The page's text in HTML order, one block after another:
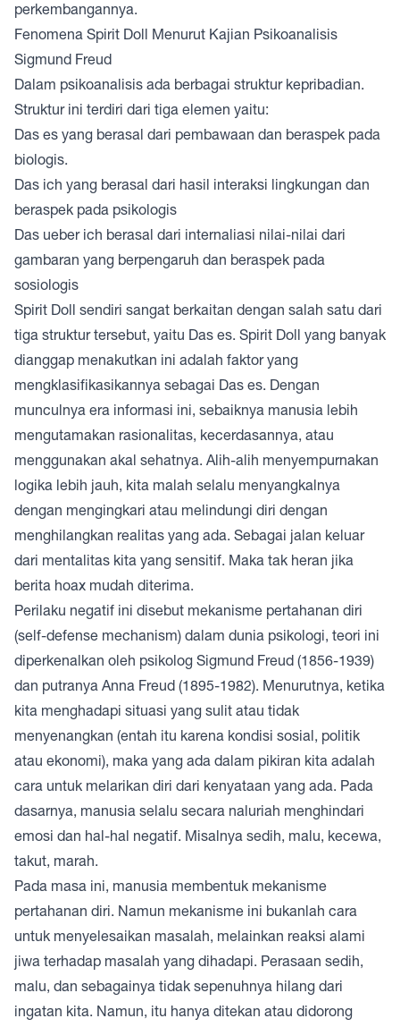
perkembangannya.
Fenomena Spirit Doll Menurut Kajian Psikoanalisis
Sigmund Freud
Dalam psikoanalisis ada berbagai struktur kepribadian.
Struktur ini terdiri dari tiga elemen yaitu:
Das es yang berasal dari pembawaan dan beraspek pada
biologis.
Das ich yang berasal dari hasil interaksi lingkungan dan
beraspek pada psikologis
Das ueber ich berasal dari internaliasi nilai-nilai dari
gambaran yang berpengaruh dan beraspek pada
sosiologis
Spirit Doll sendiri sangat berkaitan dengan salah satu dari
tiga struktur tersebut, yaitu Das es. Spirit Doll yang banyak
dianggap menakutkan ini adalah faktor yang
mengklasifikasikannya sebagai Das es. Dengan
munculnya era informasi ini, sebaiknya manusia lebih
mengutamakan rasionalitas, kecerdasannya, atau
menggunakan akal sehatnya. Alih-alih menyempurnakan
logika lebih jauh, kita malah selalu menyangkalnya
dengan mengingkari atau melindungi diri dengan
menghilangkan realitas yang ada. Sebagai jalan keluar
dari mentalitas kita yang sensitif. Maka tak heran jika
berita hoax mudah diterima.
Perilaku negatif ini disebut mekanisme pertahanan diri
(self-defense mechanism) dalam dunia psikologi, teori ini
diperkenalkan oleh psikolog Sigmund Freud (1856-1939)
dan putranya Anna Freud (1895-1982). Menurutnya, ketika
kita menghadapi situasi yang sulit atau tidak
menyenangkan (entah itu karena kondisi sosial, politik
atau ekonomi), maka yang ada dalam pikiran kita adalah
cara untuk melarikan diri dari kenyataan yang ada. Pada
dasarnya, manusia selalu secara naluriah menghindari
emosi dan hal-hal negatif. Misalnya sedih, malu, kecewa,
takut, marah.
Pada masa ini, manusia membentuk mekanisme
pertahanan diri. Namun mekanisme ini bukanlah cara
untuk menyelesaikan masalah, melainkan reaksi alami
jiwa terhadap masalah yang dihadapi. Perasaan sedih,
malu, dan sebagainya tidak sepenuhnya hilang dari
ingatan kita. Namun, itu hanya ditekan atau didorong